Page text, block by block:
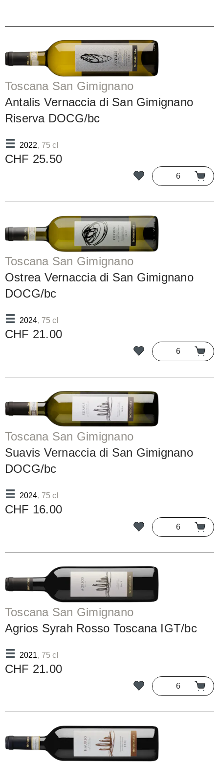
Toscana San Gimignano
Antalis Vernaccia di San Gimignano
Riserva DOCG/bc
2022, 75 cl
CHF 25.50
Toscana San Gimignano
Ostrea Vernaccia di San Gimignano
DOCG/bc
2024, 75 cl
CHF 21.00
Toscana San Gimignano
Suavis Vernaccia di San Gimignano
DOCG/bc
2024, 75 cl
CHF 16.00
Toscana San Gimignano
Agrios Syrah Rosso Toscana IGT/bc
2021, 75 cl
CHF 21.00